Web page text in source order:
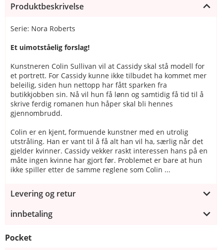
Produktbeskrivelse
Serie: Nora Roberts
Et uimotståelig forslag!
Kunstneren Colin Sullivan vil at Cassidy skal stå modell for
et portrett. For Cassidy kunne ikke tilbudet ha kommet mer
beleilig, siden hun nettopp har fått sparken fra
butikkjobben sin. Nå vil hun få lønn og samtidig få tid til å
skrive ferdig romanen hun håper skal bli hennes
gjennombrudd.
Colin er en kjent, formuende kunstner med en utrolig
utstråling. Han er vant til å få alt han vil ha, særlig når det
gjelder kvinner. Cassidy vekker raskt interessen hans på en
måte ingen kvinne har gjort før. Problemet er bare at hun
ikke spiller etter de samme reglene som Colin ...
Levering og retur
innbetaling
Pocket